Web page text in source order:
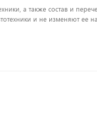
а также состав и
и не изменяют ее